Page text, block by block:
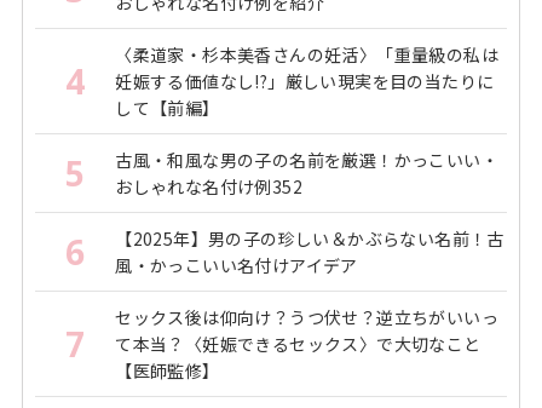
4
〈柔道家・杉本美香さんの妊活〉「重量級の私は
妊娠する価値なし!?」厳しい現実を目の当たりに
して【前編】
5
古風・和風な男の子の名前を厳選！かっこいい・
おしゃれな名付け例352
6
【2025年】男の子の珍しい＆かぶらない名前！古
風・かっこいい名付けアイデア
7
セックス後は仰向け？うつ伏せ？逆立ちがいいっ
て本当？〈妊娠できるセックス〉で大切なこと
【医師監修】